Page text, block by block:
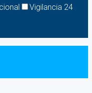
Vigilancia 24